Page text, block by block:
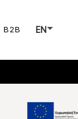
B2B EN